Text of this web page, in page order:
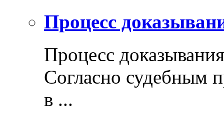
Процесс
Процесс доказывания
Согласно судебным
в ...